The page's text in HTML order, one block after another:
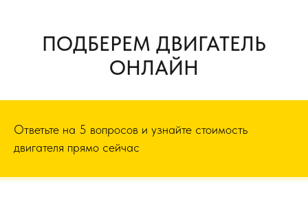
ПОДБЕРЕМ ДВИГАТЕЛЬ
ОНЛАЙН
Ответьте на 5 вопросов и узнайте стоимость
двигателя прямо сейчас